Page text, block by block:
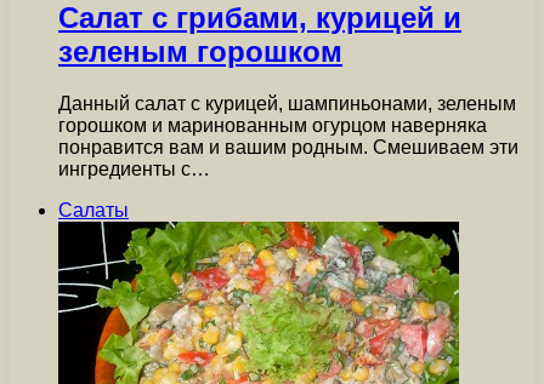
Салат с грибами, курицей и
зеленым горошком
Данный салат с курицей, шампиньонами, зеленым
горошком и маринованным огурцом наверняка
понравится вам и вашим родным. Смешиваем эти
ингредиенты с…
Салаты